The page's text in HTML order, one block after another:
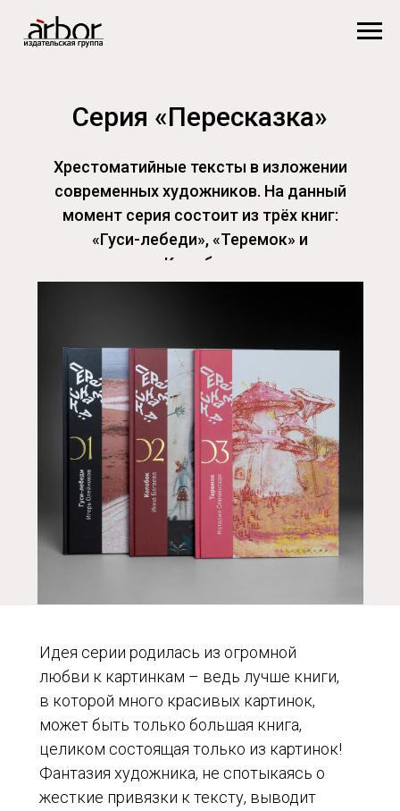
Серия «Пересказка»
Хрестоматийные тексты в изложении
современных художников. На данный
момент серия состоит из трёх книг:
«Гуси-лебеди», «Теремок» и
«Колобок».
Идея серии родилась из огромной
любви к картинкам – ведь лучше книги,
в которой много красивых картинок,
может быть только большая книга,
целиком состоящая только из картинок!
Фантазия художника, не спотыкаясь о
жесткие привязки к тексту, выводит